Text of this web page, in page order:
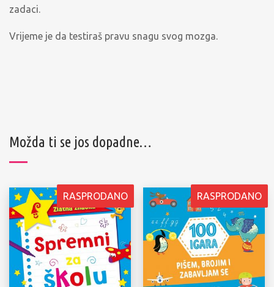
zadaci.
Vrijeme je da testiraš pravu snagu svog mozga.
Možda ti se jos dopadne…
RASPRODANO RASPRODANO